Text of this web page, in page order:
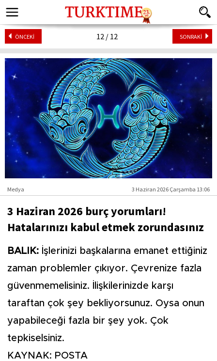
ÖNCEKİ SONRAKİ
12 / 12
Medya 3 Haziran 2026 Çarşamba 13:06
3 Haziran 2026 burç yorumları!
Hatalarınızı kabul etmek zorundasınız
BALIK: İşlerinizi başkalarına emanet ettiğiniz
zaman problemler çıkıyor. Çevrenize fazla
güvenmemelisiniz. İlişkilerinizde karşı
taraftan çok şey bekliyorsunuz. Oysa onun
yapabileceği fazla bir şey yok. Çok
tepkiselsiniz.
KAYNAK: POSTA